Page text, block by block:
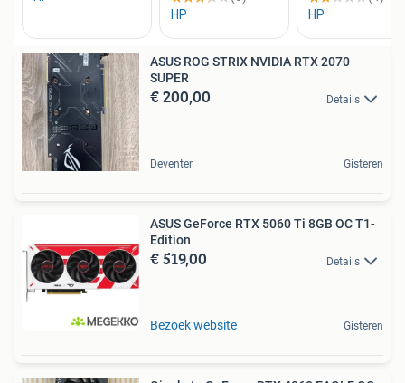
ASUS ROG STRIX NVIDIA RTX 2070
SUPER
€ 200,00 Details
Deventer Gisteren
ASUS GeForce RTX 5060 Ti 8GB OC T1-
Edition
€ 519,00 Details
Bezoek website Gisteren